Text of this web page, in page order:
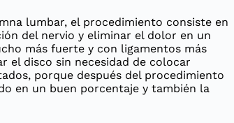
lumbar, el procedimiento consiste en
del nervio y eliminar el dolor en un
más fuerte y con ligamentos más
el disco sin necesidad de colocar
porque después del procedimiento
en un buen porcentaje y también la